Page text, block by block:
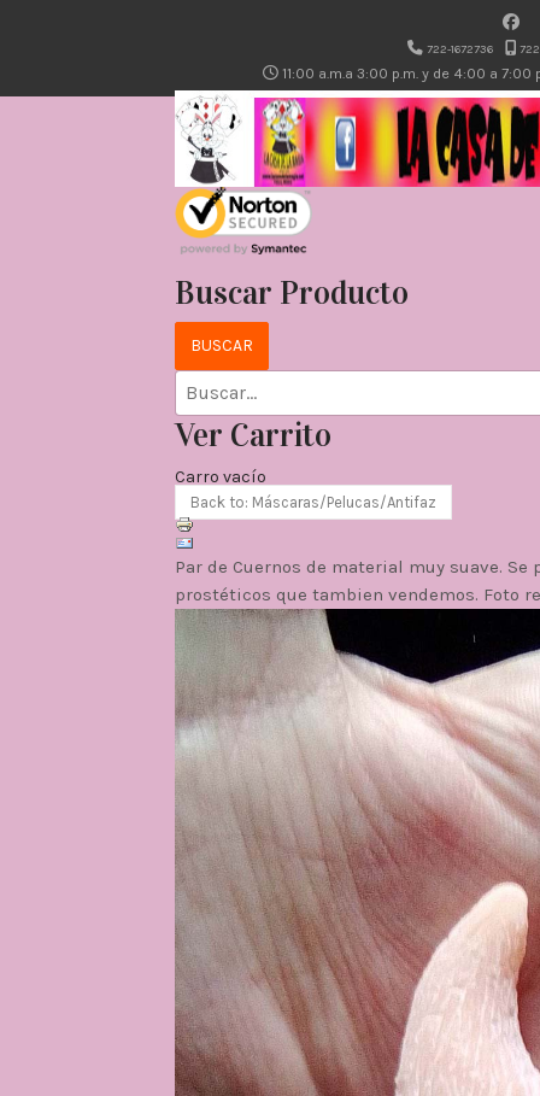
722-1672736
11:00 a.m.a 3:00 p.m. y de 4:00 a 7:00
Buscar Producto
Ver Carrito
Carro vacío
Back to: Máscaras/Pelucas/Antifaz
Par de Cuernos de material muy suave.
prostéticos que tambien vendemos. Foto